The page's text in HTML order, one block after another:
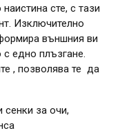
сте, с тази
Изключително
външния ви
с едно плъзгане.
, позволява те да
сенки за очи,